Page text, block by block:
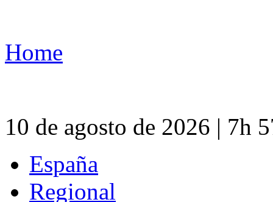
Home
10 de agosto de 2026 | 7h
España
Regional